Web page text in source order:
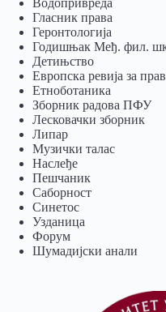
Водопривреда
Гласник права
Геронтологија
Годишњак Међ. фил.
Детињство
Европска ревија за
Eтноботаника
Зборник радова ПФУ
Лесковачки зборник
Липар
Музички талас
Наслеђе
Пешчаник
Саборност
Синетос
Узданица
Форум
Шумадијски анали